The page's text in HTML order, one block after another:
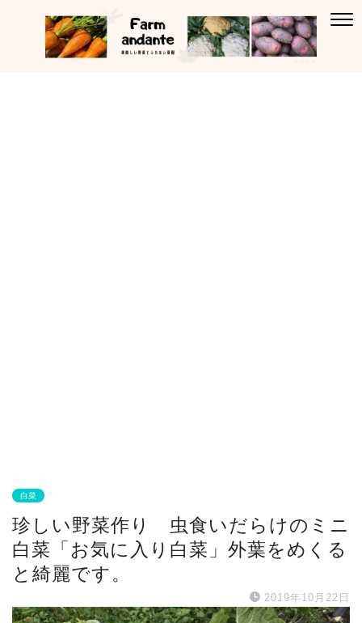
白菜
珍しい野菜作り 虫食いだらけのミニ
白菜「お気に入り白菜」外葉をめくる
と綺麗です。
2019年10月22日